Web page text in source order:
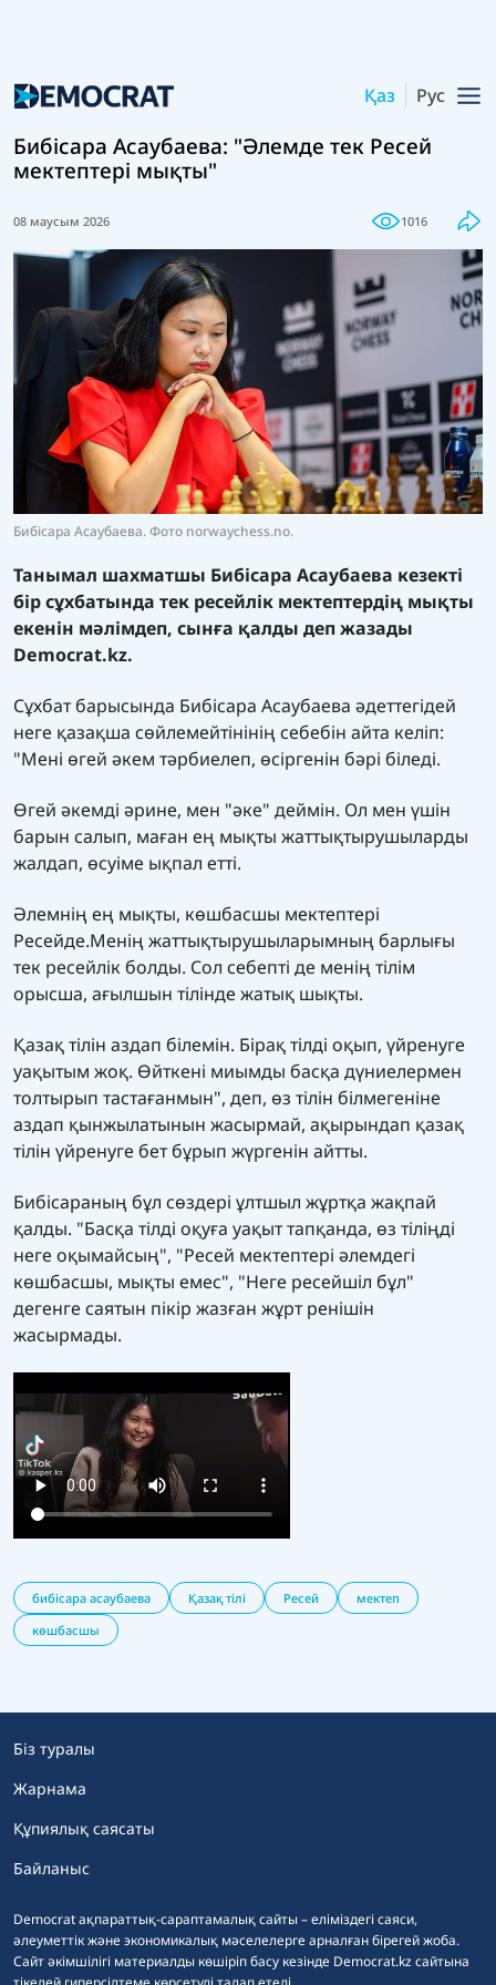
Қаз Рус
Бибісара Асаубаева: "Әлемде тек Ресей
мектептері мықты"
08 маусым 2026 1016
Бибісара Асаубаева. Фото norwaychess.no.
Танымал шахматшы Бибісара Асаубаева кезекті
бір сұхбатында тек ресейлік мектептердің мықты
екенін мәлімдеп, сынға қалды деп жазады
Democrat.kz.
Сұхбат барысында Бибісара Асаубаева әдеттегідей
неге қазақша сөйлемейтінінің себебін айта келіп:
"Мені өгей әкем тәрбиелеп, өсіргенін бәрі біледі.
Өгей әкемді әрине, мен "әке" деймін. Ол мен үшін
барын салып, маған ең мықты жаттықтырушыларды
жалдап, өсуіме ықпал етті.
Әлемнің ең мықты, көшбасшы мектептері
Ресейде.Менің жаттықтырушыларымның барлығы
тек ресейлік болды. Сол себепті де менің тілім
орысша, ағылшын тілінде жатық шықты.
Қазақ тілін аздап білемін. Бірақ тілді оқып, үйренуге
уақытым жоқ. Өйткені миымды басқа дүниелермен
толтырып тастағанмын", деп, өз тілін білмегеніне
аздап қынжылатынын жасырмай, ақырындап қазақ
тілін үйренуге бет бұрып жүргенін айтты.
Бибісараның бұл сөздері ұлтшыл жұртқа жақпай
қалды. "Басқа тілді оқуға уақыт тапқанда, өз тіліңді
неге оқымайсың", "Ресей мектептері әлемдегі
көшбасшы, мықты емес", "Неге ресейшіл бұл"
дегенге саятын пікір жазған жұрт ренішін
жасырмады.
бибісара асаубаева Қазақ тілі Ресей
мектеп
көшбасшы
Democrat ақпараттық-сараптамалық сайты – еліміздегі саяси,
әлеуметтік және экономикалық мәселелерге арналған бірегей жоба.
Сайт әкімшілігі материалды көшіріп басу кезінде Democrat.kz сайтына
Біз туралы
Жарнама
Құпиялық саясаты
Байланыс